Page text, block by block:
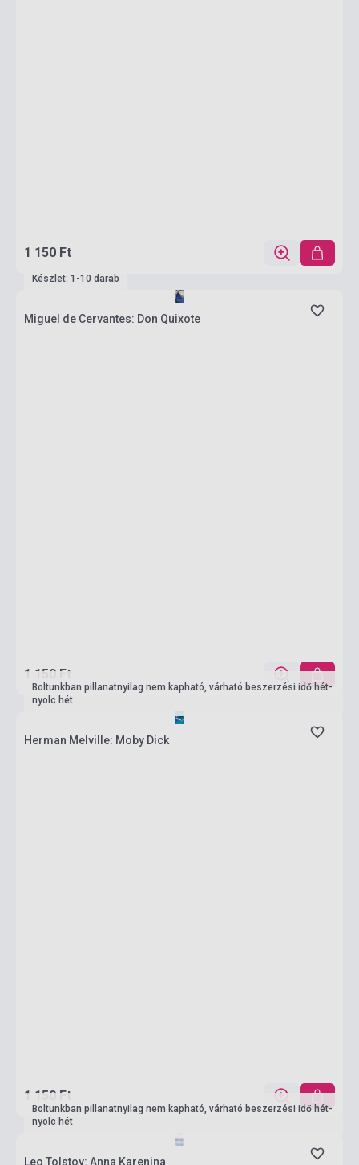
1 150 Ft
Készlet: 1-10 darab
Miguel de Cervantes: Don Quixote
1 150 Ft
Boltunkban pillanatnyilag nem kapható, várható beszerzési idő hét-
nyolc hét
Herman Melville: Moby Dick
1 150 Ft
Boltunkban pillanatnyilag nem kapható, várható beszerzési idő hét-
nyolc hét
Leo Tolstoy: Anna Karenina